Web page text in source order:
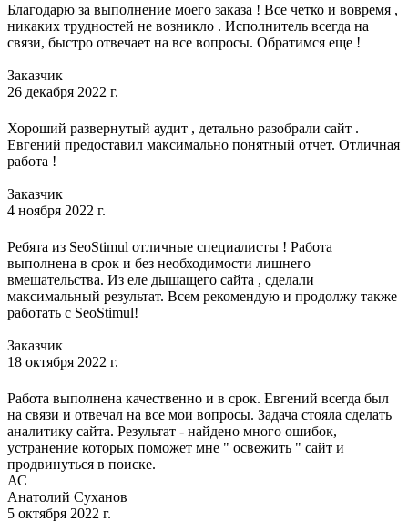
Благодарю за выполнение моего заказа ! Все четко и вовремя ,
никаких трудностей не возникло . Исполнитель всегда на
связи, быстро отвечает на все вопросы. Обратимся еще !
Заказчик
26 декабря 2022 г.
Хороший развернутый аудит , детально разобрали сайт .
Евгений предоставил максимально понятный отчет. Отличная
работа !
Заказчик
4 ноября 2022 г.
Ребята из SeoStimul отличные специалисты ! Работа
выполнена в срок и без необходимости лишнего
вмешательства. Из еле дышащего сайта , сделали
максимальный результат. Всем рекомендую и продолжу также
работать с SeoStimul!
Заказчик
18 октября 2022 г.
Работа выполнена качественно и в срок. Евгений всегда был
на связи и отвечал на все мои вопросы. Задача стояла сделать
аналитику сайта. Результат - найдено много ошибок,
устранение которых поможет мне " освежить " сайт и
продвинуться в поиске.
АС
Анатолий Суханов
5 октября 2022 г.